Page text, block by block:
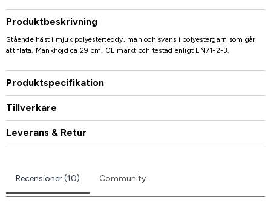
Produktbeskrivning
Stående häst i mjuk polyesterteddy, man och svans i polyestergarn som går
att fläta. Mankhöjd ca 29 cm. CE märkt och testad enligt EN71-2-3.
Produktspecifikation
Tillverkare
Leverans & Retur
Recensioner (10) Community